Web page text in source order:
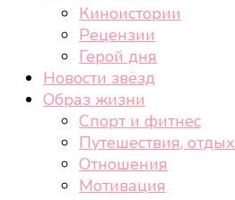
Киноистории
Рецензии
Герой дня
Новости звёзд
Образ жизни
Спорт и фитнес
Путешествия, отдых
Отношения
Мотивация